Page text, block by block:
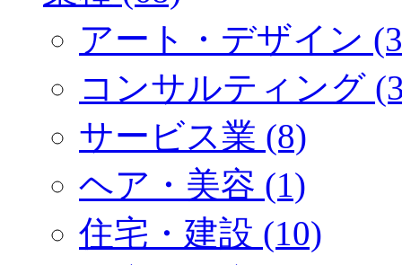
アート・デザイン
コンサルティング
サービス業 (8)
ヘア・美容 (1)
住宅・建設 (10)